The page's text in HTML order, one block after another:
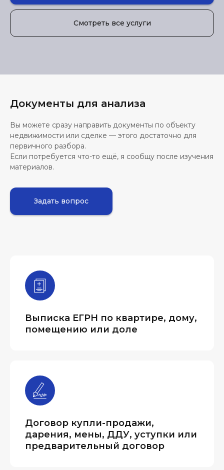
Смотреть все услуги
Документы для анализа
Вы можете сразу направить документы по объекту
недвижимости или сделке — этого достаточно для
первичного разбора.
Если потребуется что-то ещё, я сообщу после изучения
материалов.
Задать вопрос
Выписка ЕГРН по квартире, дому,
помещению или доле
Договор купли-продажи,
дарения, мены, ДДУ, уступки или
предварительный договор